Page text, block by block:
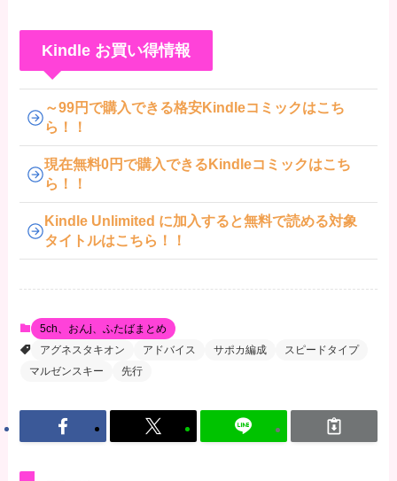
Kindle お買い得情報
～99円で購入できる格安Kindleコミックはこち
ら！！
現在無料0円で購入できるKindleコミックはこち
ら！！
Kindle Unlimited に加入すると無料で読める対象
タイトルはこちら！！
5ch、おんj、ふたばまとめ
アグネスタキオン
アドバイス サポカ編成
スピードタイプ
マルゼンスキー
先行